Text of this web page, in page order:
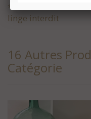
* Conseils
linge interdit
16 Autres
Catégorie